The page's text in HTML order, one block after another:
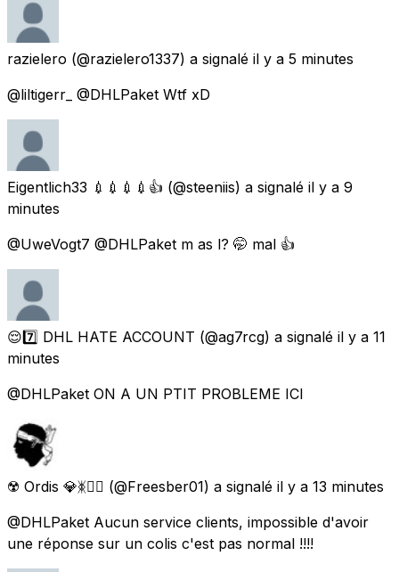
razielero (@razielero1337) a signalé il y a 5 minutes
@liltigerr_ @DHLPaket Wtf xD
Eigentlich33 💉💉💉💉👍 (@steeniis) a signalé il y a 9
minutes
@UweVogt7 @DHLPaket m as l? 🤭 mal 👍
😌7️⃣ DHL HATE ACCOUNT (@ag7rcg) a signalé il y a 11
minutes
@DHLPaket ON A UN PTIT PROBLEME ICI
☢️ Ordis 💎ᛤ🏴‍☠️ (@Freesber01) a signalé il y a 13 minutes
@DHLPaket Aucun service clients, impossible d'avoir
une réponse sur un colis c'est pas normal !!!!